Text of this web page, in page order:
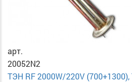
арт.
20052N2
ТЭН RF 2000W/220V (700+1300),